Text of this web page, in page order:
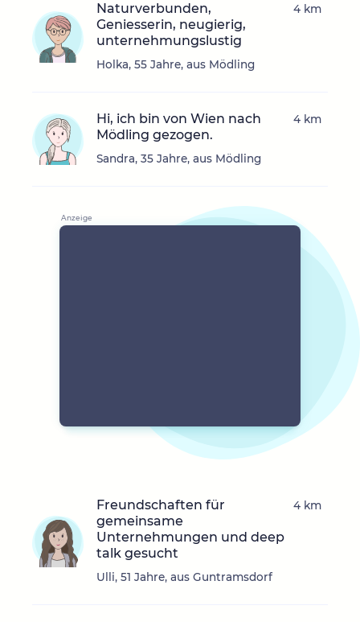
Naturverbunden,
Geniesserin, neugierig,
unternehmungslustig
Holka, 55 Jahre, aus Mödling
4 km
Hi, ich bin von Wien nach
Mödling gezogen.
Sandra, 35 Jahre, aus Mödling
4 km
Freundschaften für
gemeinsame
Unternehmungen und deep
talk gesucht
Ulli, 51 Jahre, aus Guntramsdorf
4 km